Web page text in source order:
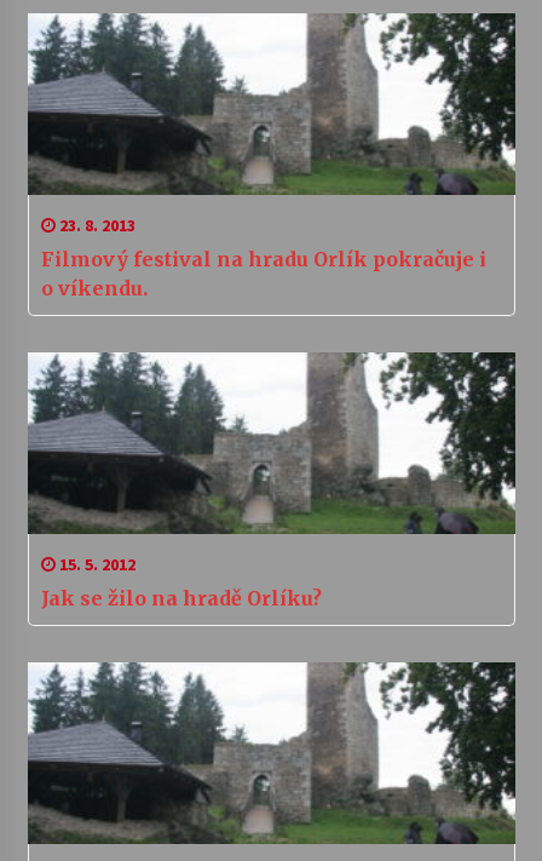
23. 8. 2013
Filmový festival na hradu Orlík pokračuje i
o víkendu.
15. 5. 2012
Jak se žilo na hradě Orlíku?